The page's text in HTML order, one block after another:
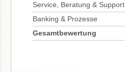
Service, Beratung & Support
Banking & Prozesse
Gesamtbewertung